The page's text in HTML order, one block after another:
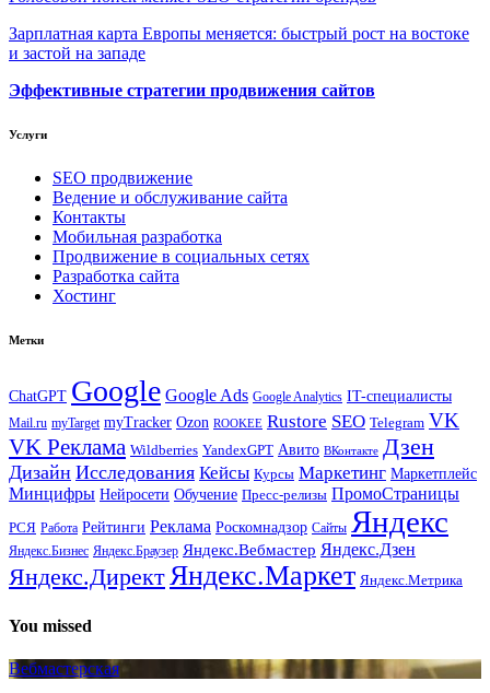
Зарплатная карта Европы меняется: быстрый рост на востоке
и застой на западе
Эффективные стратегии продвижения сайтов
Услуги
SEO продвижение
Ведение и обслуживание сайта
Контакты
Мобильная разработка
Продвижение в социальных сетях
Разработка сайта
Хостинг
Метки
ChatGPT Google Google Ads Google Analytics IT-специалисты
Mail.ru myTarget myTracker Ozon ROOKEE Rustore SEO Telegram VK
VK Реклама Wildberries YandexGPT Авито ВКонтакте Дзен
Дизайн Исследования Кейсы Курсы Маркетинг Маркетплейс
Минцифры Нейросети Обучение Пресс-релизы ПромоСтраницы
РСЯ Работа Рейтинги Реклама Роскомнадзор Сайты Яндекс
Яндекс.Бизнес Яндекс.Браузер Яндекс.Вебмастер Яндекс.Дзен
Яндекс.ДиректЯндекс.Маркет Яндекс.Метрика
You missed
Вебмастерская